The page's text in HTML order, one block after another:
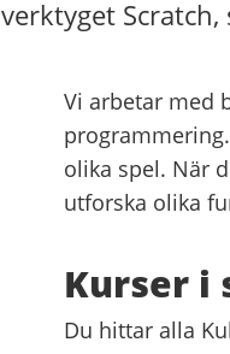
verktyget
Vi arbetar med
olika spel. När
utforska olika
Kurser i
Du hittar alla